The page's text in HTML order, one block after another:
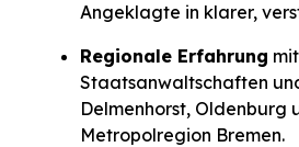
Angeklagte in klarer,
Regionale Erfahrung mit
Staatsanwaltschaften
Delmenhorst, Oldenburg
Metropolregion Bremen.